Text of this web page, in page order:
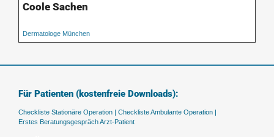
Coole Sachen
Dermatologe München
Für Patienten (kostenfreie Downloads):
Checkliste Stationäre Operation | Checkliste Ambulante Operation |
Erstes Beratungsgespräch Arzt-Patient